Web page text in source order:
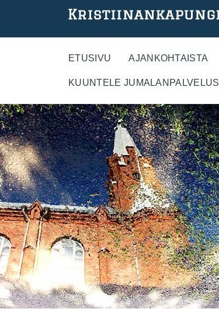
ETUSIVU AJANKOHTAISTA
KUUNTELE JUMALANPALVELUS